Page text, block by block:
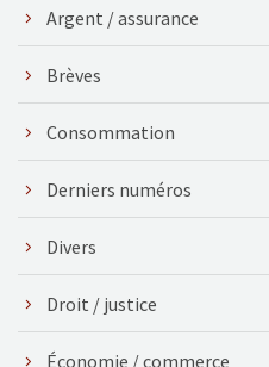
Argent / assurance
Brèves
Consommation
Derniers numéros
Divers
Droit / justice
Économie / commerce